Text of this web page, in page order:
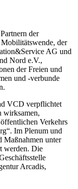
der
der
AG und
Nord e.V.,
der Freien und
und -verbunde
VCD verpflichtet
wirksamen,
Verkehrs
Im Plenum und
Maßnahmen unter
werden. Die
Arcadis,